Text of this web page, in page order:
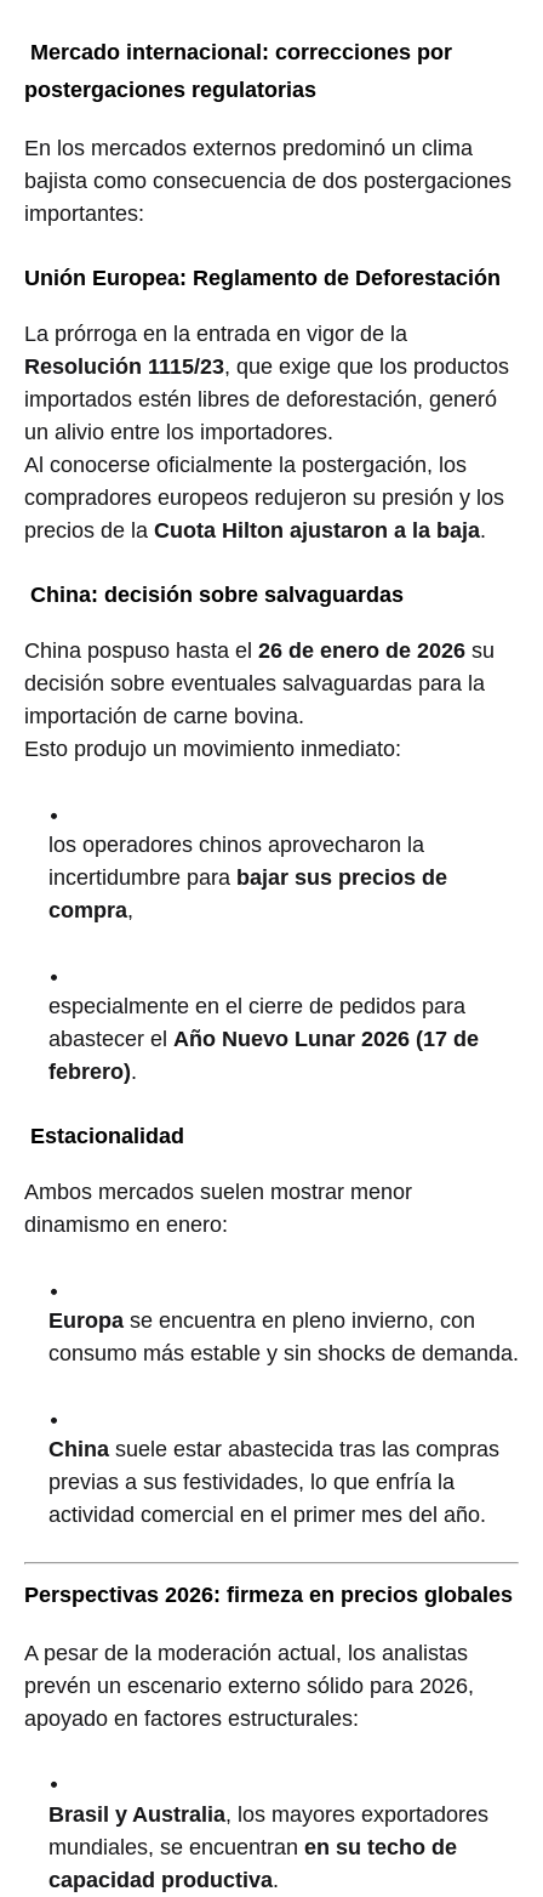
Mercado internacional: correcciones por
postergaciones regulatorias
En los mercados externos predominó un clima
bajista como consecuencia de dos postergaciones
importantes:
Unión Europea: Reglamento de Deforestación
La prórroga en la entrada en vigor de la
Resolución 1115/23, que exige que los productos
importados estén libres de deforestación, generó
un alivio entre los importadores.
Al conocerse oficialmente la postergación, los
compradores europeos redujeron su presión y los
precios de la Cuota Hilton ajustaron a la baja.
China: decisión sobre salvaguardas
China pospuso hasta el 26 de enero de 2026 su
decisión sobre eventuales salvaguardas para la
importación de carne bovina.
Esto produjo un movimiento inmediato:
los operadores chinos aprovecharon la
incertidumbre para bajar sus precios de
compra,
especialmente en el cierre de pedidos para
abastecer el Año Nuevo Lunar 2026 (17 de
febrero).
Estacionalidad
Ambos mercados suelen mostrar menor
dinamismo en enero:
Europa se encuentra en pleno invierno, con
consumo más estable y sin shocks de demanda.
China suele estar abastecida tras las compras
previas a sus festividades, lo que enfría la
actividad comercial en el primer mes del año.
Perspectivas 2026: firmeza en precios globales
A pesar de la moderación actual, los analistas
prevén un escenario externo sólido para 2026,
apoyado en factores estructurales:
Brasil y Australia, los mayores exportadores
mundiales, se encuentran en su techo de
capacidad productiva.